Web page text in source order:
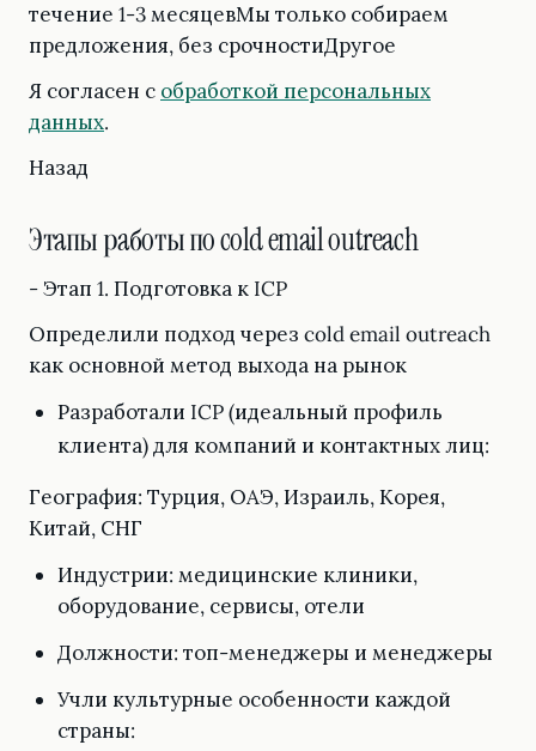
течение 1-3 месяцевМы только собираем
предложения, без срочностиДругое
Я согласен с обработкой персональных
данных.
Назад
Этапы работы по cold email outreach
- Этап 1. Подготовка к ICP
Определили подход через cold email outreach
как основной метод выхода на рынок
Разработали ICP (идеальный профиль
клиента) для компаний и контактных лиц:
География: Турция, ОАЭ, Израиль, Корея,
Китай, СНГ
Индустрии: медицинские клиники,
оборудование, сервисы, отели
Должности: топ-менеджеры и менеджеры
Учли культурные особенности каждой
страны: